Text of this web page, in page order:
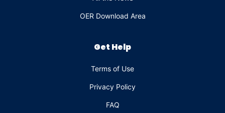
OER Download Area
Get Help
Terms of Use
Privacy Policy
FAQ